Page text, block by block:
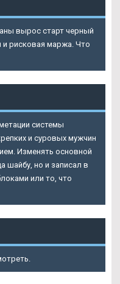
вырос старт черный
рисковая маржа. Что
системы
и суровых мужчин
Изменять основной
шайбу, но и записал в
или то, что